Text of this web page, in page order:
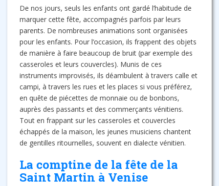
De nos jours, seuls les enfants ont gardé l’habitude de
marquer cette fête, accompagnés parfois par leurs
parents. De nombreuses animations sont organisées
pour les enfants. Pour l’occasion, ils frappent des objets
de manière à faire beaucoup de bruit (par exemple des
casseroles et leurs couvercles). Munis de ces
instruments improvisés, ils déambulent à travers calle et
campi, à travers les rues et les places si vous préférez,
en quête de piécettes de monnaie ou de bonbons,
auprès des passants et des commerçants vénitiens.
Tout en frappant sur les casseroles et couvercles
échappés de la maison, les jeunes musiciens chantent
de gentilles ritournelles, souvent en dialecte vénitien.
La comptine de la fête de la
Saint Martin à Venise